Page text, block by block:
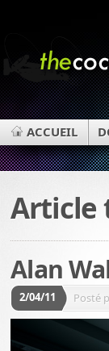
ACCUEIL
Article
Alan
2/04/11 Posté